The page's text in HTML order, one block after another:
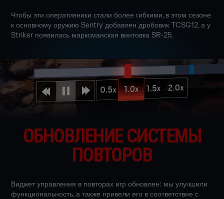
Чтобы эти оперативники стали более гибкими, в этом сезоне
к основному оружию Sentry добавлен дробовик TCSG12, а у
Striker появилась марксманская винтовка SR-25.
ОБНОВЛЕНИЕ СИСТЕМЫ
ПОВТОРОВ
Виджет управления в повторах игр обновлен: мы улучшили
функциональность, а также привели его в соответствие с